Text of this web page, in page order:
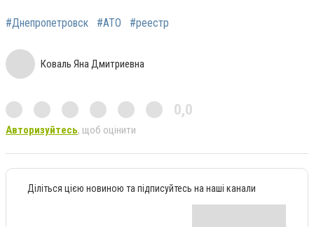
#Днепропетровск #АТО #реестр
Коваль Яна Дмитриевна
0,0
Авторизуйтесь, щоб оцінити
Діліться цією новиною та підписуйтесь на наші канали